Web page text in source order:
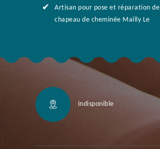
Artisan pour pose et réparation de
chapeau de cheminée Mailly Le
indisponible